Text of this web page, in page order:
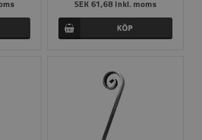
SEK 61,68 Inkl. moms